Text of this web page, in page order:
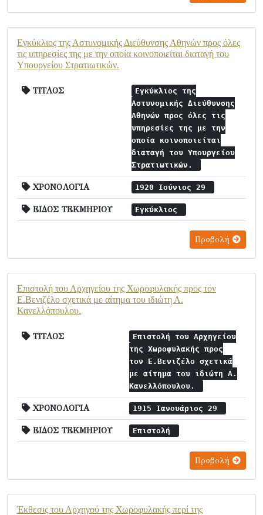
Εγκύκλιος της Αστυνομικής Διεύθυνσης Αθηνών προς όλες
τις υπηρεσίες της με την οποία κοινοποιείται διαταγή του
Υπουργείου Στρατιωτικών.
ΤΙΤΛΟΣ
Εγκύκλιος της
Αστυνομικής Διεύθυνσης
Αθηνών προς όλες τις
υπηρεσίες της με την
οποία κοινοποιείται
διαταγή του Υπουργείου
Στρατιωτικών.
ΧΡΟΝΟΛΟΓΙΑ 1920 Ιούνιος 29
ΕΙΔΟΣ ΤΕΚΜΗΡΙΟΥ Εγκύκλιος
Προβολή
Επιστολή του Αρχηγείου της Χωροφυλακής προς τον
Ε.Βενιζέλο σχετικά με αίτημα του ιδιώτη Α.
Κανελλόπουλου.
ΤΙΤΛΟΣ
Επιστολή του Αρχηγείου
της Χωροφυλακής προς
τον Ε.Βενιζέλο σχετικά
με αίτημα του ιδιώτη Α.
Κανελλόπουλου.
ΧΡΟΝΟΛΟΓΙΑ 1915 Ιανουάριος 29
ΕΙΔΟΣ ΤΕΚΜΗΡΙΟΥ Επιστολή
Προβολή
Έκθεσις του Αρχηγού της Χωροφυλακής περί της